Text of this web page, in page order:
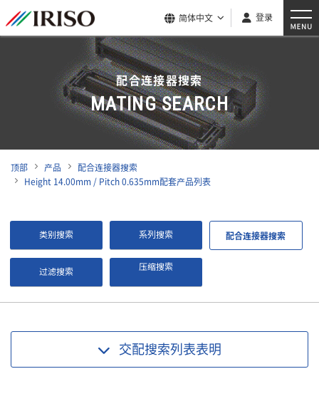
简体中文 登录
配合连接器搜索
MATING SEARCH
顶部 产品
配合连接器搜索
Height 14.00mm / Pitch 0.635mm配套产品列表
类别搜索 系列搜索 配合连接器搜索
过滤搜索 压缩搜索
交配搜索列表表明